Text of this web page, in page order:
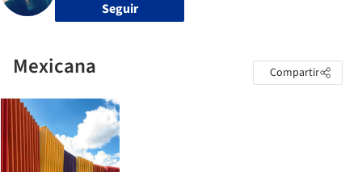
Seguir
Mexicana Compartir